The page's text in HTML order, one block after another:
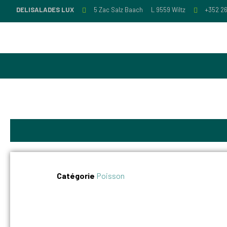
DELISALADES LUX 5 Zac Salz Baach L 9559 Wiltz +352
Catégorie Poisson